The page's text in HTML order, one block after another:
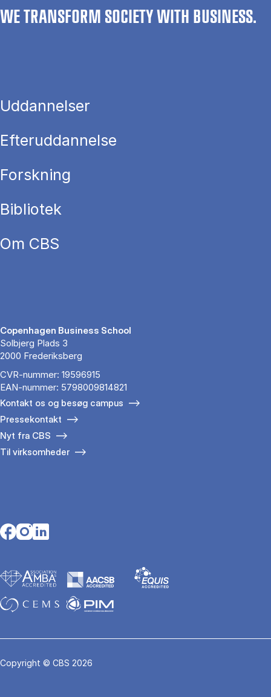
WE TRANSFORM SOCIETY WITH BUSINESS.
Uddannelser
Efteruddannelse
Forskning
Bibliotek
Om CBS
Copenhagen Business School
Solbjerg Plads 3
2000 Frederiksberg
CVR-nummer: 19596915
EAN-nummer: 5798009814821
Kontakt os og besøg campus
Pressekontakt
Nyt fra CBS
Til virksomheder
Opens in a new tab
Opens in a new tab
Opens in a new tab
Copyright © CBS 2026